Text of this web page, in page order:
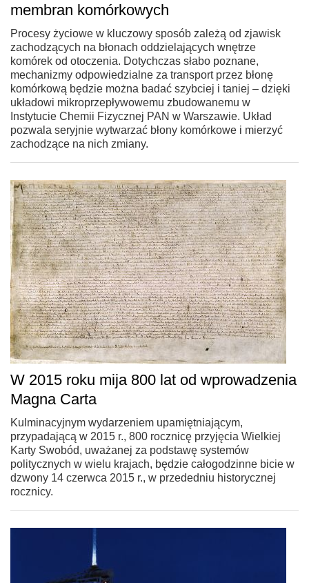
membran komórkowych
Procesy życiowe w kluczowy sposób zależą od zjawisk
zachodzących na błonach oddzielających wnętrze
komórek od otoczenia. Dotychczas słabo poznane,
mechanizmy odpowiedzialne za transport przez błonę
komórkową będzie można badać szybciej i taniej – dzięki
układowi mikroprzepływowemu zbudowanemu w
Instytucie Chemii Fizycznej PAN w Warszawie. Układ
pozwala seryjnie wytwarzać błony komórkowe i mierzyć
zachodzące na nich zmiany.
W 2015 roku mija 800 lat od wprowadzenia
Magna Carta
Kulminacyjnym wydarzeniem upamiętniającym,
przypadającą w 2015 r., 800 rocznicę przyjęcia Wielkiej
Karty Swobód, uważanej za podstawę systemów
politycznych w wielu krajach, będzie całogodzinne bicie w
dzwony 14 czerwca 2015 r., w przededniu historycznej
rocznicy.